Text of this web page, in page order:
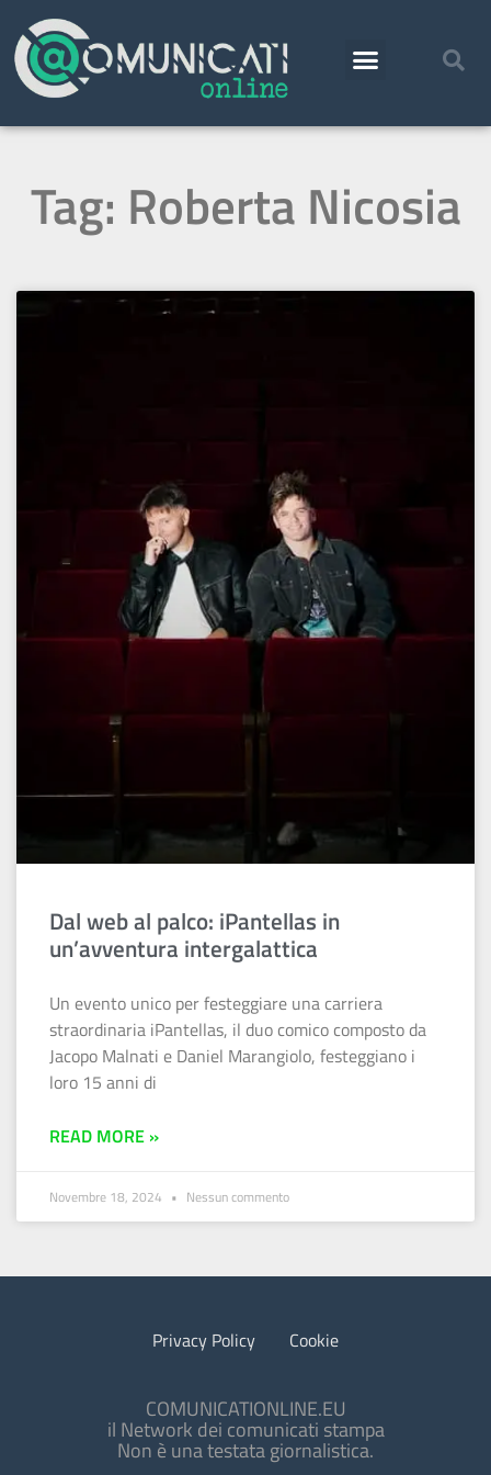
Tag: Roberta Nicosia
Dal web al palco: iPantellas in
un’avventura intergalattica
Un evento unico per festeggiare una carriera
straordinaria iPantellas, il duo comico composto da
Jacopo Malnati e Daniel Marangiolo, festeggiano i
loro 15 anni di
READ MORE »
Novembre 18, 2024 Nessun commento
Privacy Policy Cookie
COMUNICATIONLINE.EU
il Network dei comunicati stampa
Non è una testata giornalistica.